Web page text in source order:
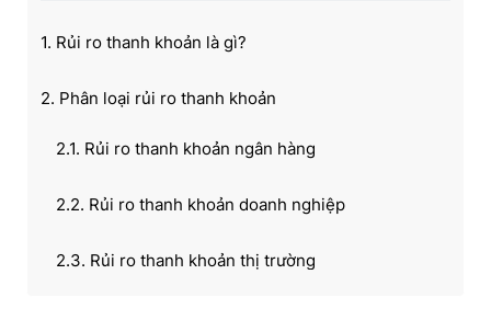
1. Rủi ro thanh khoản là gì?
2. Phân loại rủi ro thanh khoản
2.1. Rủi ro thanh khoản ngân hàng
2.2. Rủi ro thanh khoản doanh nghiệp
2.3. Rủi ro thanh khoản thị trường